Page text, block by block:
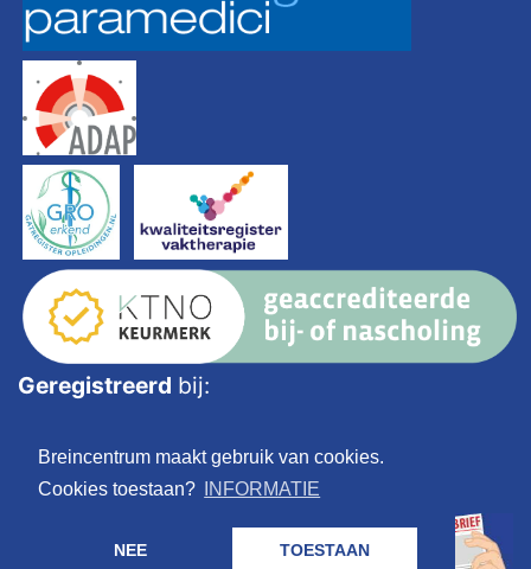
Breincentrum maakt gebruik van cookies.
Cookies toestaan?
INFORMATIE
NEE TOESTAAN
Geregistreerd bij: